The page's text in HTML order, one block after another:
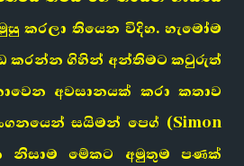
කරලා තියෙන විදිහ. හැමෝම
කරන්න ගිහින් අන්තිමට කවුරුත්
අවසානයක් කරා කතාව
සයිමන් පෙග් (Simon
නිසාම මේකට අමුතුම පණක්